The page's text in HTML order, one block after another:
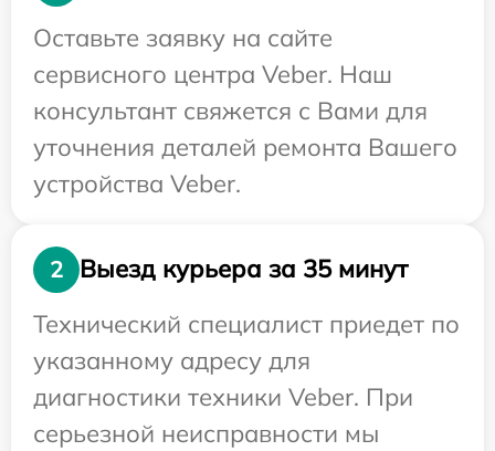
Оставьте заявку на сайте
сервисного центра Veber. Наш
консультант свяжется с Вами для
уточнения деталей ремонта Вашего
устройства Veber.
2
Выезд курьера за 35 минут
Технический специалист приедет по
указанному адресу для
диагностики техники Veber. При
серьезной неисправности мы